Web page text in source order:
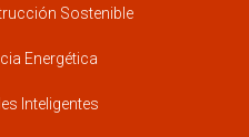
Sostenible
Energética
Inteligentes